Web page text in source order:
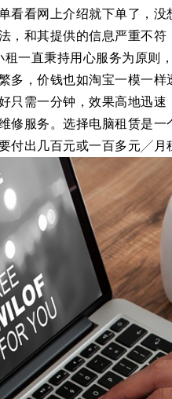
看看网上介绍就下单了，没
，和其提供的信息严重不
租一直秉持用心服务为原则
多，价钱也如淘宝一模一
只需一分钟，效果高地迅
修服务。 选择电脑租赁是一
付出几百元或一百多元 ╱月